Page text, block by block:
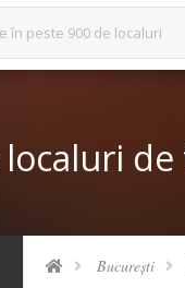
în peste 900 de localuri
București